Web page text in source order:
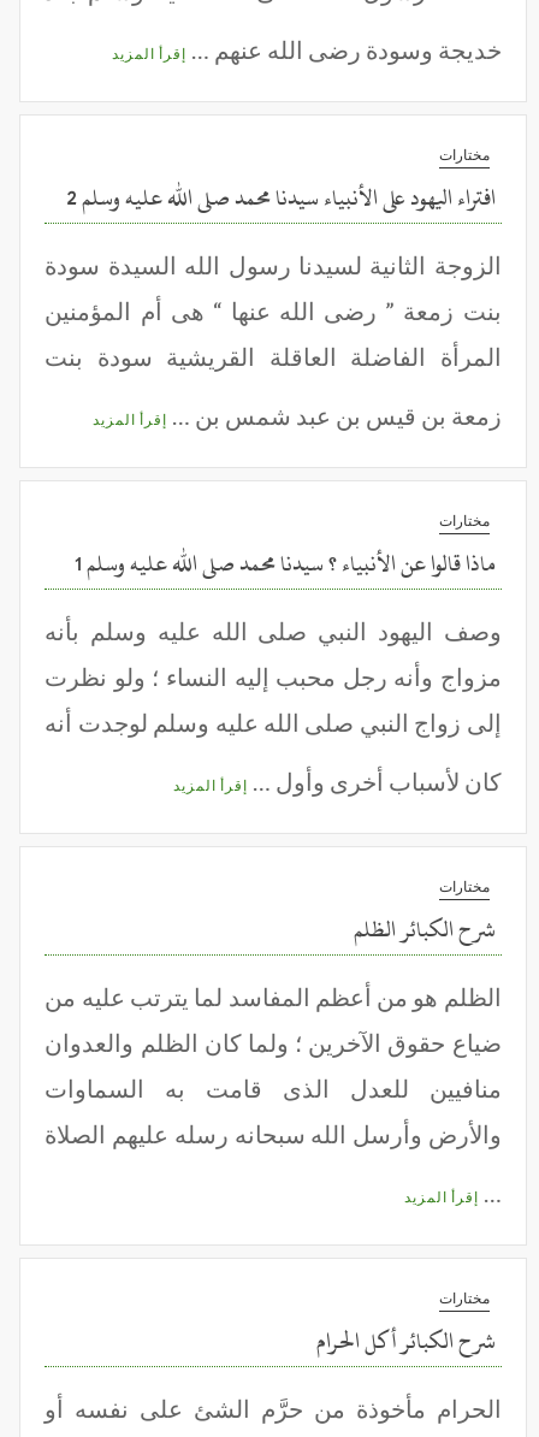
خديجة وسودة رضى الله عنهم … إقرأ المزيد
مختارات
افتراء اليهود على الأنبياء سيدنا محمد صلى الله عليه وسلم 2
الزوجة الثانية لسيدنا رسول الله السيدة سودة
بنت زمعة ” رضى الله عنها “ هى أم المؤمنين
المرأة الفاضلة العاقلة القريشية سودة بنت
زمعة بن قيس بن عبد شمس بن … إقرأ المزيد
مختارات
ماذا قالوا عن الأنبياء ؟ سيدنا محمد صلى الله عليه وسلم 1
وصف اليهود النبي صلى الله عليه وسلم بأنه
مزواج وأنه رجل محبب إليه النساء ؛ ولو نظرت
إلى زواج النبي صلى الله عليه وسلم لوجدت أنه
كان لأسباب أخرى وأول … إقرأ المزيد
مختارات
شرح الكبائر الظلم
الظلم هو من أعظم المفاسد لما يترتب عليه من
ضياع حقوق الآخرين ؛ ولما كان الظلم والعدوان
منافيين للعدل الذى قامت به السماوات
والأرض وأرسل الله سبحانه رسله عليهم الصلاة
إقرأ المزيد
مختارات
شرح الكبائر أكل الحرام
الحرام مأخوذة من حرَّم الشئ على نفسه أو